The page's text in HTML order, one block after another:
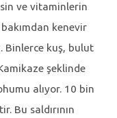
ve vitaminlerin
kenevir
Binlerce kuş, bulut
şeklinde
alıyor. 10 bin
Bu saldırının